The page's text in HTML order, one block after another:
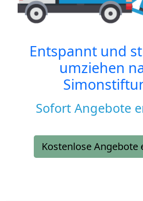
Entspannt und
umziehen
Sofort Angebote
Kostenlose Angebote